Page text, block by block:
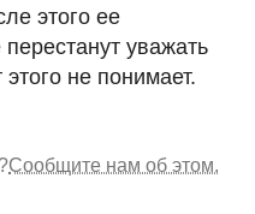
этого ее
уважать
не понимает.
Сообщите нам об этом.